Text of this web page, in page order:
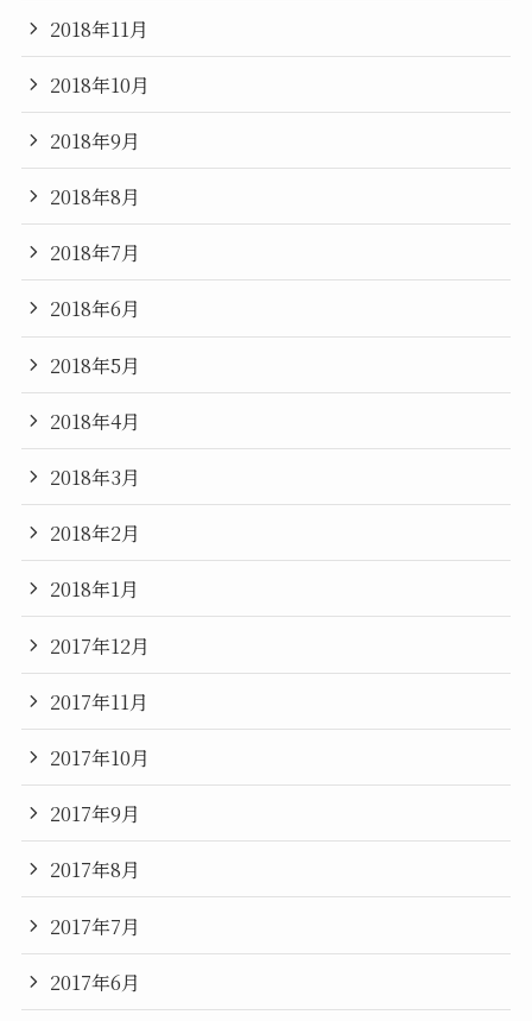
2018年11月
2018年10月
2018年9月
2018年8月
2018年7月
2018年6月
2018年5月
2018年4月
2018年3月
2018年2月
2018年1月
2017年12月
2017年11月
2017年10月
2017年9月
2017年8月
2017年7月
2017年6月